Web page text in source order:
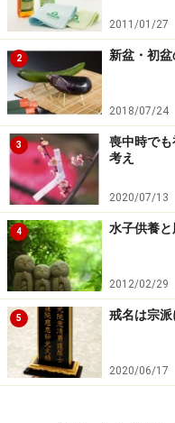
湯灌は普段聞きなれな
ると不安はつきもの。
介します。
Q：
湯灌って絶対しなけれ
A：
ご遺体は病院でキレイ
ずしなければいけない
いう意味ではむしろ不
くの人が「湯灌をやっ
由は、「故人との触れ
死を受け止め、次への
かけになるのかもしれま
2011/01/27
2 新盆・初
2018/07/24
3
喪中時で
考え
2020/07/13
4 水子供養
2012/02/29
5 戒名は宗
2020/06/17